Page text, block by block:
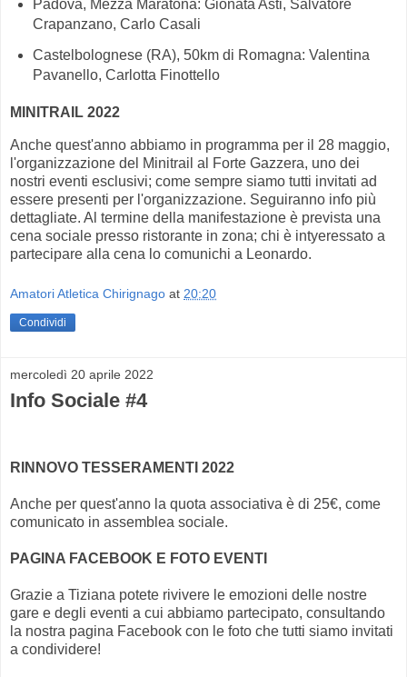
Padova, Mezza Maratona: Gionata Asti, Salvatore
Crapanzano, Carlo Casali
Castelbolognese (RA), 50km di Romagna: Valentina
Pavanello, Carlotta Finottello
MINITRAIL 2022
Anche quest'anno abbiamo in programma per il 28 maggio,
l'organizzazione del Minitrail al Forte Gazzera, uno dei
nostri eventi esclusivi; come sempre siamo tutti invitati ad
essere presenti per l'organizzazione. Seguiranno info più
dettagliate. Al termine della manifestazione è prevista una
cena sociale presso ristorante in zona; chi è intyeressato a
partecipare alla cena lo comunichi a Leonardo.
Amatori Atletica Chirignago at 20:20
Condividi
mercoledì 20 aprile 2022
Info Sociale #4
RINNOVO TESSERAMENTI 2022
Anche per quest'anno la quota associativa è di 25€, come
comunicato in assemblea sociale.
PAGINA FACEBOOK E FOTO EVENTI
Grazie a Tiziana potete rivivere le emozioni delle nostre
gare e degli eventi a cui abbiamo partecipato, consultando
la nostra pagina Facebook con le foto che tutti siamo invitati
a condividere!